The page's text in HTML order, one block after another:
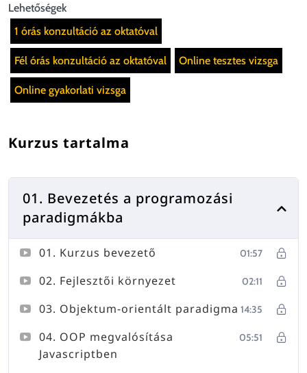
Lehetőségek
1 órás konzultáció az oktatóval
Fél órás konzultáció az oktatóval Online tesztes vizsga
Online gyakorlati vizsga
Kurzus tartalma
01. Bevezetés a programozási
paradigmákba
01. Kurzus bevezető 01:57
02. Fejlesztői környezet 02:11
03. Objektum-orientált paradigma 14:35
04. OOP megvalósítása
Javascriptben
05:51